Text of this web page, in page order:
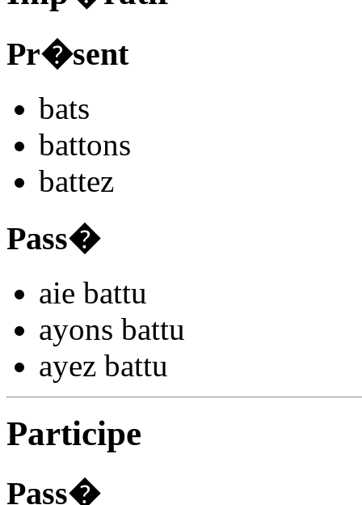
Pr�sent
bats
battons
battez
Pass�
aie battu
ayons battu
ayez battu
Participe
Pass�